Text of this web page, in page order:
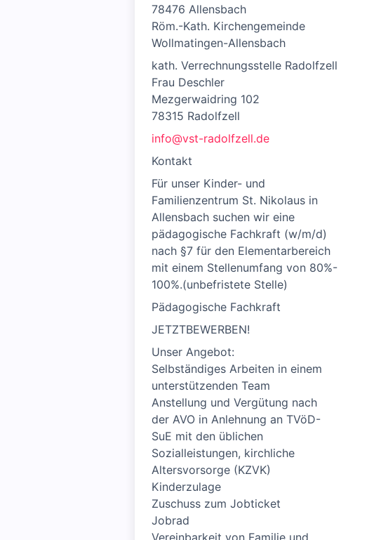
78476 Allensbach
Röm.-Kath. Kirchengemeinde
Wollmatingen-Allensbach
kath. Verrechnungsstelle Radolfzell
Frau Deschler
Mezgerwaidring 102
78315 Radolfzell
info@vst-radolfzell.de
Kontakt
Für unser Kinder- und
Familienzentrum St. Nikolaus in
Allensbach suchen wir eine
pädagogische Fachkraft (w/m/d)
nach §7 für den Elementarbereich
mit einem Stellenumfang von 80%-
100%.(unbefristete Stelle)
Pädagogische Fachkraft
JETZTBEWERBEN!
Unser Angebot:
Selbständiges Arbeiten in einem
unterstützenden Team
Anstellung und Vergütung nach
der AVO in Anlehnung an TVöD-
SuE mit den üblichen
Sozialleistungen, kirchliche
Altersvorsorge (KZVK)
Kinderzulage
Zuschuss zum Jobticket
Jobrad
Vereinbarkeit von Familie und